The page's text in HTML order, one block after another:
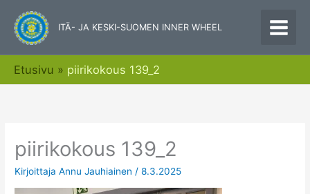
sisältöön
ITÄ- JA KESKI-SUOMEN INNER WHEEL
Etusivu piirikokous 139_2
piirikokous 139_2
KirjoittajaAnnu Jauhiainen /8.3.2025